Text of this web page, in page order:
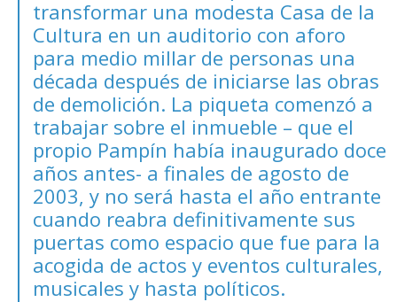
transformar una modesta Casa de la
Cultura en un auditorio con aforo
para medio millar de personas una
década después de iniciarse las obras
de demolición. La piqueta comenzó a
trabajar sobre el inmueble – que el
propio Pampín había inaugurado doce
años antes- a finales de agosto de
2003, y no será hasta el año entrante
cuando reabra definitivamente sus
puertas como espacio que fue para la
acogida de actos y eventos culturales,
musicales y hasta políticos.